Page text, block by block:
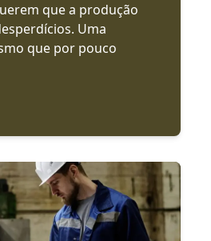
que a produção
Uma
que por pouco